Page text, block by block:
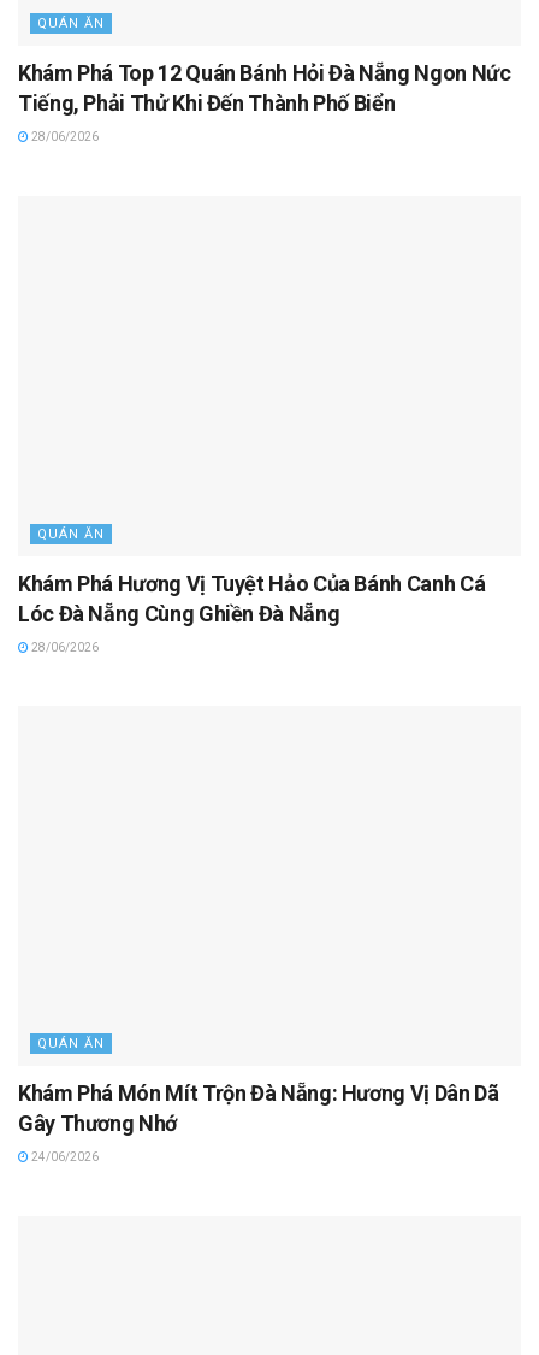
QUÁN ĂN
Khám Phá Top 12 Quán Bánh Hỏi Đà Nẵng Ngon Nức
Tiếng, Phải Thử Khi Đến Thành Phố Biển
28/06/2026
QUÁN ĂN
Khám Phá Hương Vị Tuyệt Hảo Của Bánh Canh Cá
Lóc Đà Nẵng Cùng Ghiền Đà Nẵng
28/06/2026
QUÁN ĂN
Khám Phá Món Mít Trộn Đà Nẵng: Hương Vị Dân Dã
Gây Thương Nhớ
24/06/2026